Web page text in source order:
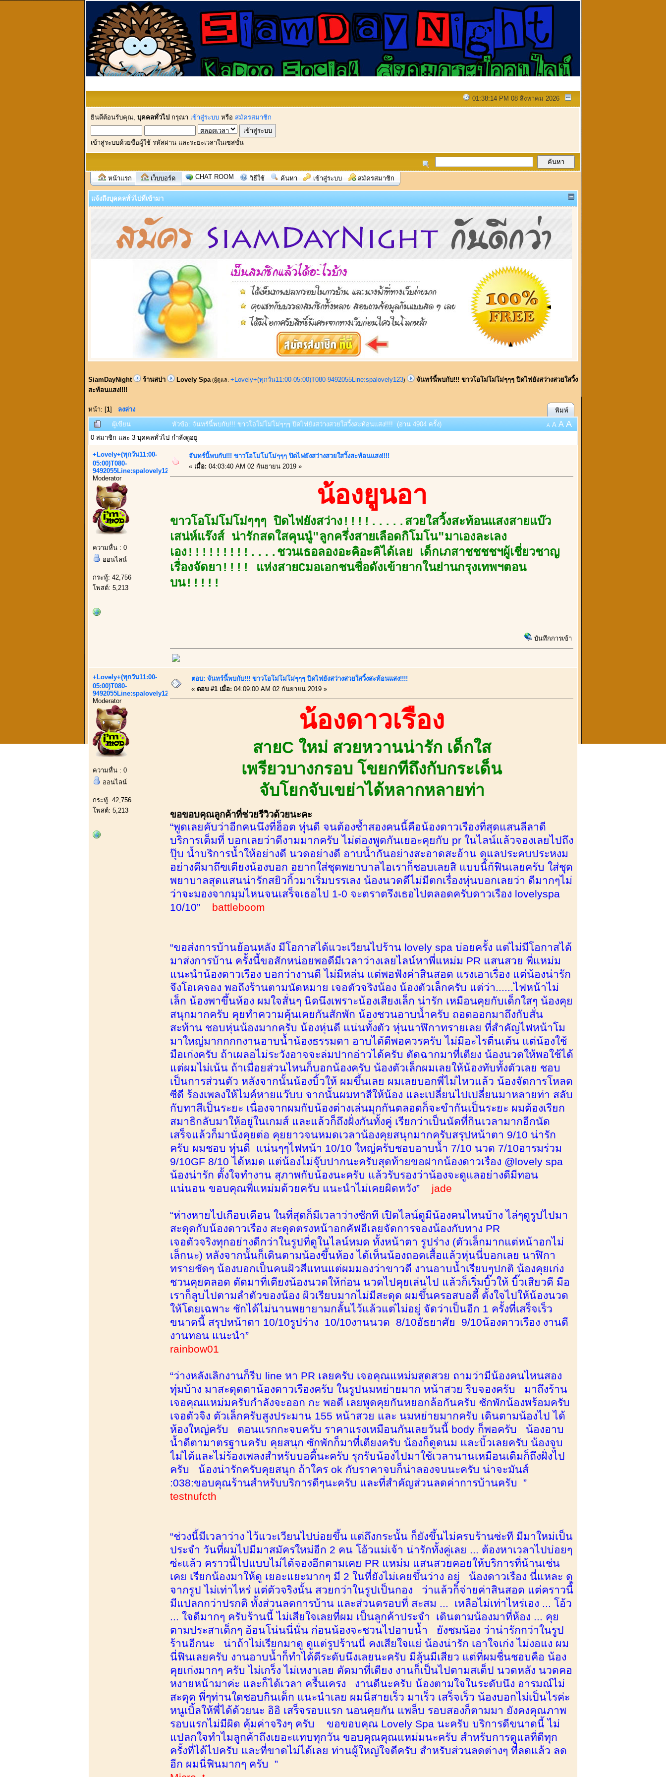
01:38:14 PM 08 สิงหาคม 2026
ยินดีต้อนรับคุณ, บุคคลทั่วไป กรุณา เข้าสู่ระบบ หรือ สมัครสมาชิก
เข้าสู่ระบบด้วยชื่อผู้ใช้ รหัสผ่าน และระยะเวลาในเซสชั่น
หน้าแรก เว็บบอร์ด CHAT ROOM วิธีใช้ ค้นหา เข้าสู่ระบบ สมัครสมาชิก
แจ้งถึงบุคคลทั่วไปที่เข้ามา
SiamDayNight ร้านสปา Lovely Spa (ผู้ดูแล: +Lovely+(ทุกวัน11:00-05:00)T080-9492055Line:spalovely123)
จันทร์นี้พบกับ!!! ขาวโอโม่โม่โม่ๆๆๆ ปิดไฟยังสว่างสวยใสวิ้ง
สะท้อนแสง!!!!
หน้า: [1] ลงล่าง
พิมพ์
ผู้เขียน
หัวข้อ: จันทร์นี้พบกับ!!! ขาวโอโม่โม่โม่ๆๆๆ ปิดไฟยังสว่างสวยใสวิ้งสะท้อนแสง!!!! (อ่าน 4904 ครั้ง) A A A A
0 สมาชิก และ 3 บุคคลทั่วไป กำลังดูอยู่
+Lovely+(ทุกวัน11:00-
05:00)T080-
9492055Line:spalovely123
Moderator
ความหื่น : 0
ออนไลน์
กระทู้: 42,756
โพสต์: 5,213
จันทร์นี้พบกับ!!! ขาวโอโม่โม่โม่ๆๆๆ ปิดไฟยังสว่างสวยใสวิ้งสะท้อนแสง!!!!
« เมื่อ: 04:03:40 AM 02 กันยายน 2019 »
น้องยูนอา
ขาวโอโม่โม่โม่ๆๆๆ ปิดไฟยังสว่าง!!!!.....สวยใสวิ้งสะท้อนแสงสายแบ๊ว
เสน่ห์แร๊งส์ น่ารักสดใสคุนนู๋"ลูกครึ่งสายเลือดกิโมโน"มาเองละเลง
เอง!!!!!!!!!....ชวนเธอลองอะคิอะคิได้เลย เด็กเภสาชชชชฯผู้เชี่ยวชาญ
เรื่องจัดยา!!!! แห่งสายCมอเอกชนชื่อดังเข้ายากในย่านกรุงเทพฯตอน
บน!!!!!
บันทึกการเข้า
+Lovely+(ทุกวัน11:00-
05:00)T080-
9492055Line:spalovely123
Moderator
ความหื่น : 0
ออนไลน์
กระทู้: 42,756
โพสต์: 5,213
ตอบ: จันทร์นี้พบกับ!!! ขาวโอโม่โม่โม่ๆๆๆ ปิดไฟยังสว่างสวยใสวิ้งสะท้อนแสง!!!!
« ตอบ #1 เมื่อ: 04:09:00 AM 02 กันยายน 2019 »
น้องดาวเรือง
สายC ใหม่ สวยหวานน่ารัก เด็กใส
เพรียวบางกรอบ โขยกทีถึงกับกระเด็น
จับโยกจับเขย่าได้หลากหลายท่า
ขอขอบคุณลูกค้าที่ช่วยรีวิวด้วยนะคะ
“พูดเลยคับว่าอีกคนนึงที่ฮ็อต หุ่นดี จนต้องซ้ำสองคนนี้คือน้องดาวเรืองที่สุดแสนลีลาดี
บริการเต็มที่ บอกเลยว่าดีงามมากครับ ไม่ต่องพูดกันเยอะคุยกับ pr ในไลน์แล้วจองเลยไปถึง
ปุ๊บ น้ำบริการน้ำให้อย่างดี นวดอย่างดี อาบน้ำกันอย่างสะอาดสะอ้าน ดูแลประคบประหงม
อย่างดีมาถึฃเตียงน้องบอก อยากใส่ชุดพยาบาลไอเราก็ชอบเลยสิ แบบนี้ก้ฟินเลยครับ ใส่ชุด
พยาบาลสุดแสนน่ารักสยิวกิ้วมาเริ่มบรรเลง น้องนวดดีไม่มีตกเรื่องหุ่นบอกเลยว่า ดีมากๆไม่
ว่าจะมองจากมุมไหนจนเสร็จเธอไป 1-0 จะตราตรึงเธอไปตลอดครับดาวเรือง lovelyspa
10/10”
battleboom
“ขอส่งการบ้านย้อนหลัง มีโอกาสได้แวะเวียนไปร้าน lovely spa บ่อยครั้ง แต่ไม่มีโอกาสได้
มาส่งการบ้าน ครั้งนี้ขอสักหน่อยพอดีมีเวลาว่างเลยไลน์หาพี่แหม่ม PR แสนสวย พี่แหม่ม
แนะนำน้องดาวเรือง บอกว่างานดี ไม่มีหล่น แต่พอฟังค่าสินสอด แรงเอาเรื่อง แต่น้องน่ารัก
จึงโอเคจอง พอถึงร้านตามนัดหมาย เจอตัวจริงน้อง น้องตัวเล็กครับ แต่ว่า......ไฟหน้าไม่
เล็ก น้องพาขึ้นห้อง ผมใจสั่นๆ นิดนึงเพราะน้องเสียงเล็ก น่ารัก เหมือนคุยกับเด็กใสๆ น้องคุย
สนุกมากครับ คุยทำความคุ้นเคยกันสักพัก น้องชวนอาบน้ำครับ ถอดออกมาถึงกับสั่น
สะท้าน ชอบหุ่นน้องมากครับ น้องหุ่นดี แน่นทั้งตัว หุ่นนาฬิกาทรายเลย ที่สำคัญไฟหน้าโม
มาใหญ่มากกกกงานอาบน้ำน้องธรรมดา อาบได้ดีพอควรครับ ไม่มีอะไรตื่นเต้น แต่น้องใช้
มือเก่งครับ ถ้าเผลอไม่ระวังอาจจะล่มปากอ่าวได้ครับ ตัดฉากมาที่เตียง น้องนวดให้พอใช้ได้
แต่ผมไม่เน้น ถ้าเมื่อยส่วนไหนก็บอกน้องครับ น้องตัวเล็กผมเลยให้น้องทับทั้งตัวเลย ชอบ
เป็นการส่วนตัว หลังจากนั้นน้องบิ้วให้ ผมขึ้นเลย ผมเลยบอกพี่ไม่ไหวแล้ว น้องจัดการโหลด
ซีดี ร้องเพลงให้ไมค์หายแว๊บบ จากนั้นผมทาสีให้น้อง และเปลี่ยนไปเปลี่ยนมาหลายท่า สลับ
กับทาสีเป็นระยะ เนื่องจากผมกับน้องต่างเล่นมุกกันตลอดก็จะขำกันเป็นระยะ ผมต้องเรียก
สมาธิกลับมาให้อยู่ในเกมส์ และแล้วก็ถึงฝั่งกันทั้งคู่ เรียกว่าเป็นนัดที่กินเวลามากอีกนัด
เสร็จแล้วก็มานั่งคุยต่อ คุยยาวจนหมดเวลาน้องคุยสนุกมากครับสรุปหน้าตา 9/10 น่ารัก
ครับ ผมชอบ หุ่นดี แน่นๆๆไฟหน้า 10/10 ใหญ่ครับชอบอาบน้ำ 7/10 นวด 7/10อารมร่วม
9/10GF 8/10 ได้หมด แต่น้องไม่จุ๊บปากนะครับสุดท้ายขอฝากน้องดาวเรือง @lovely spa
น้องน่ารัก ตั้งใจทำงาน สุภาพกับน้องนะครับ แล้วรับรองว่าน้องจะดูแลอย่างดีมีทอน
แน่นอน ขอบคุณพี่แหม่มด้วยครับ แนะนำไม่เคยผิดหวัง”
jade
“ห่างหายไปเกือบเดือน ในที่สุดก็มีเวลาว่างซักที เปิดไลน์ดูมีน้องคนไหนบ้าง ไล่ๆดูรูปไปมา
สะดุดกับน้องดาวเรือง สะดุดตรงหน้าอกคัฟอีเลยจัดการจองน้องกับทาง PR
เจอตัวจริงทุกอย่างดีกว่าในรูปที่ดูในไลน์หมด ทั้งหน้าตา รูปร่าง (ตัวเล็กมากแต่หน้าอกไม่
เล็กนะ) หลังจากนั้นก็เดินตามน้องขึ้นห้อง ได้เห็นน้องถอดเสื้อแล้วหุ่นนี่บอกเลย นาฬิกา
ทรายชัดๆ น้องบอกเป็นคนผิวสีแทนแต่ผมมองว่าขาวดี งานอาบน้ำเรียบๆปกติ น้องคุยเก่ง
ชวนคุยตลอด ตัดมาที่เตียงน้องนวดให้ก่อน นวดไปคุยเล่นไป แล้วก็เริ่มบิ๊วให้ บิ๊วเสียวดี มือ
เราก็ลูบไปตามลำตัวของน้อง ผิวเรียบมากไม่มีสะดุด ผมขึ้นครอสบอดี้ ตั้งใจไปให้น้องนวด
ให้โดยเฉพาะ ชักได้ไม่นานพยายามกลั้นไว้แล้วแต่ไม่อยู่ จัดว่าเป็นอีก 1 ครั้งที่เสร็จเร็ว
ขนาดนี้ สรุปหน้าตา 10/10รูปร่าง 10/10งานนวด 8/10อัธยาศัย 9/10น้องดาวเรือง งานดี
งานทอน แนะนำ”
rainbow01
“ว่างหลังเลิกงานก็รีบ line หา PR เลยครับ เจอคุณแหม่มสุดสวย ถามว่ามีน้องคนไหนสอง
ทุ่มบ้าง มาสะดุดตาน้องดาวเรืองครับ ในรูปนมหย่ายมาก หน้าสวย รีบจองครับ มาถึงร้าน
เจอคุณแหม่มครับกำลังจะออก กะ พอดี เลยพูดคุยกันหยอกล้อกันครับ ซักพักน้องพร้อมครับ
เจอตัวจิง ตัวเล็กครับสูงประมาน 155 หน้าสวย และ นมหย่ายมากครับ เดินตามน้องไป ได้
ห้องใหญ่ครับ ตอนแรกกะจบครับ ราคาแรงเหมือนกันเลยวันนี้ body ก็พอครับ น้องอาบ
น้ำดีตามาตรฐานครับ คุยสนุก ซักพักก็มาที่เตียงครับ น้องก็ดูดนม และบิ้วเลยครับ น้องจูบ
ไม่ได้และไม่ร้องเพลงสำหรับบอดี้นะครับ รุกรับน้องไปมาใช้เวลานานเหมือนเดิมก็ถึงฝั่งไป
ครับ น้องน่ารักครับคุยสนุก ถ้าใคร ok กับราคาจบก็น่าลองจบนะครับ น่าจะมันส์
:038:ขอบคุณร้านสำหรับบริการดีๆนะครับ และที่สำคัญส่วนลดค่าการบ้านครับ ”
testnufcth
“ช่วงนี้มีเวลาว่าง ไว้แวะเวียนไปบ่อยขึ้น แต่ถึงกระนั้น ก็ยังขึ้นไม่ครบร้านซ่ะที มีมาใหม่เป็น
ประจำ วันที่ผมไปมีมาสมัครใหม่อีก 2 คน โอ้วแม่เจ้า น่ารักทั้งคู่เลย ... ต้องหาเวลาไปบ่อยๆ
ซ่ะแล้ว คราวนี้ไปแบบไม่ได้จองอีกตามเคย PR แหม่ม แสนสวยคอยให้บริการที่น้านเช่น
เคย เรียกน้องมาให้ดู เยอะแยะมากๆ มี 2 ในที่ยังไม่เคยขึ้นว่าง อยู่ น้องดาวเรือง นี่แหละ ดู
จากรูป ไม่เท่าไหร่ แต่ตัวจริงนั้น สวยกว่าในรูปเป็นกอง ว่าแล้วก็จ่ายค่าสินสอด แต่คราวนี้
มีแปลกกว่าปรกติ ทั้งส่วนลดการบ้าน และส่วนดรอบที่ สะสม ... เหลือไม่เท่าไหร่เอง ... โอ้ว
... ใจดีมากๆ ครับร้านนี้ ไม่เสียใจเลยที่ผม เป็นลูกค้าประจำ เดินตามน้องมาที่ห้อง ... คุย
ตามประสาเด็กๆ อ้อนโน่นนี่นั่น ก่อนน้องจะชวนไปอาบน้ำ ยังชมน้อง ว่าน่ารักกว่าในรูป
ร้านอีกนะ น่าถ้าไม่เรียกมาดู ดูแต่รูปร้านนี่ คงเสียใจแย่ น้องน่ารัก เอาใจเก่ง ไม่งอแง ผม
นี่ฟินเลยครับ งานอาบน้ำก็ทำได้ดีระดับนึงเลยนะครับ มีลุ้นมีเสียว แต่ที่ผมชื่นชอบคือ น้อง
คุยเก่งมากๆ ครับ ไม่เกร็ง ไม่เหงาเลย ตัดมาที่เตียง งานก็เป็นไปตามสเต็ป นวดหลัง นวดคอ
หงายหน้ามาค่ะ และก็ได้เวลา ครื้นเครง งานดีนะครับ น้องตามใจในระดับนึง อารมณ์ไม่
สะดุด พี่ๆท่านใดชอบกินเด็ก แนะนำเลย ผมนี่สายเร็ว มาเร็ว เสร็จเร็ว น้องบอกไม่เป็นไรค่ะ
หนูเบิ้ลให้พี่ได้ด้วยนะ อิอิ เสร็จรอบแรก นอนคุยกัน แพล็บ รอบสองก็ตามมา ยังคงคุณภาพ
รอบแรกไม่มีผิด คุ้มค่าจริงๆ ครับ ขอขอบคุณ Lovely Spa นะครับ บริการดีขนาดนี้ ไม่
แปลกใจทำไมลูกค้าถึงเยอะแทบทุกวัน ขอบคุณคุณแหม่มนะครับ สำหรับการดูแลที่ดีทุก
ครั้งที่ได้ไปครับ และที่ขาดไม่ได้เลย ท่านผู้ใหญ่ใจดีครับ สำหรับส่วนลดต่างๆ ที่ลดแล้ว ลด
อีก ผมนี่ฟินมากๆ ครับ ”